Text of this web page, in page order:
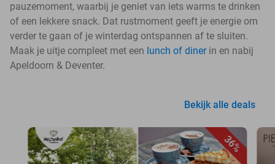
pauzemoment, waarbij je geniet van iets warms te drinken
of een lekkere snack. Dat rustmoment geeft je energie om
verder te gaan of je winterdag ontspannen af te sluiten.
Maak je uitje compleet met een lunch of dinerin en nabij
Apeldoorn & Deventer.
Bekijk alle deals
36%